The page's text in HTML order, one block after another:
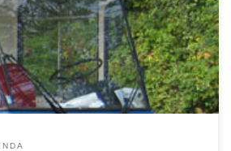
permet pas toujours de se rendre Place
proposons, en partenariat avec le Webbus,
[…]